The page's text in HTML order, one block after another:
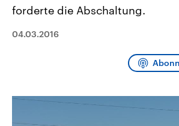
Sendungen Programm
forderte die Abschaltung.
04.03.2016